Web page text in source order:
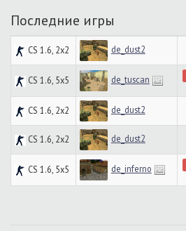
Последние игры
CS 1.6, 2x2 de_dust2
CS 1.6, 5x5 de_tuscan
CS 1.6, 2x2 de_dust2
CS 1.6, 2x2 de_dust2
CS 1.6, 5x5 de_inferno